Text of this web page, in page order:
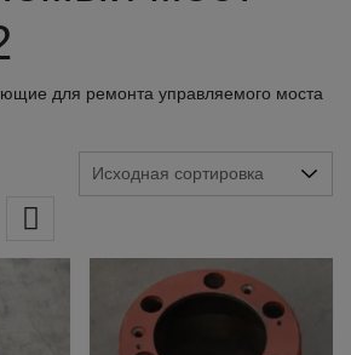
для ремонта управляемого моста